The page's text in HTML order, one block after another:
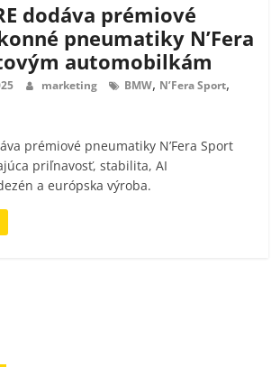
dodáva prémiové
pneumatiky N’Fera
automobilkám
marketing BMW, N’Fera Sport,
prémiové pneumatiky N’Fera Sport
priľnavosť, stabilita, AI
a európska výroba.